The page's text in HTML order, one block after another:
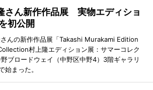
さん新作作品展 実物エディショ
初公開
んの新作作品展「Takashi Murakami Edition
村上隆エディション展：サマーコレク
ブロードウェイ（中野区中野4）3階ギャラリ
まった。